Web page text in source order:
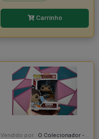
Carrinho
Vendido por: O Colecionador - SP